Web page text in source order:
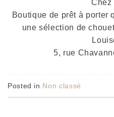
Chez
Boutique de prêt à porter
une sélection de
5, rue
Posted in Non classé